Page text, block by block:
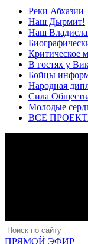
Реки Абхазии
Наш Дырмит!
Наш
Критическое
В гостях у
Бойцы
Народная
Сила
Молодые
ВСЕ
ПРЯМОЙ ЭФИР